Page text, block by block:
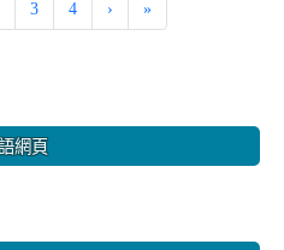
3 4 › »
網頁